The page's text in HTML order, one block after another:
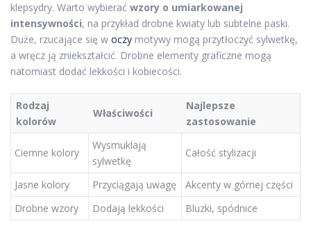
klepsydry. Warto wybierać wzory o umiarkowanej
intensywności, na przykład drobne kwiaty lub subtelne paski.
Duże, rzucające się w oczy motywy mogą przytłoczyć sylwetkę,
a wręcz ją zniekształcić. Drobne elementy graficzne mogą
natomiast dodać lekkości i kobiecości.
Rodzaj
kolorów
Właściwości
Najlepsze
zastosowanie
Ciemne kolory
Wysmuklają
sylwetkę
Całość stylizacji
Jasne kolory Przyciągają uwagę
Akcenty w górnej części
Drobne wzory
Dodają lekkości Bluzki, spódnice